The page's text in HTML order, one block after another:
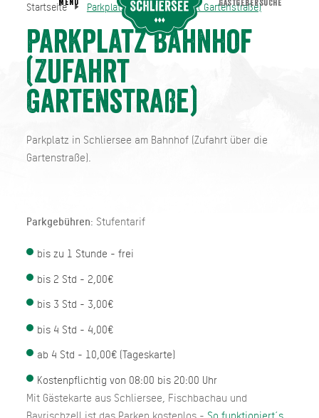
Startseite Parkplatz Bahnhof (Zufahrt Gartenstraße)
Parkplatz Bahnhof
(Zufahrt
Gartenstraße)
Parkplatz in Schliersee am Bahnhof (Zufahrt über die
Gartenstraße).
Parkgebühren: Stufentarif
bis zu 1 Stunde - frei
bis 2 Std - 2,00€
bis 3 Std - 3,00€
bis 4 Std - 4,00€
ab 4 Std - 10,00€ (Tageskarte)
Kostenpflichtig von 08:00 bis 20:00 Uhr
Mit Gästekarte aus Schliersee, Fischbachau und
Bayrischzell ist das Parken kostenlos - So funktioniert´s
Startseite Parkplatz Bahnhof (Zufahrt Gartenstraße)
MENU GASTGEBERSUCHE